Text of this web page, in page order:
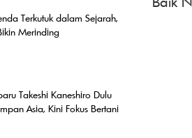
Terkutuk dalam Sejarah,
Merinding
Takeshi Kaneshiro Dulu
Asia, Kini Fokus Bertani